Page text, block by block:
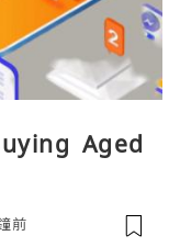
Aged
前